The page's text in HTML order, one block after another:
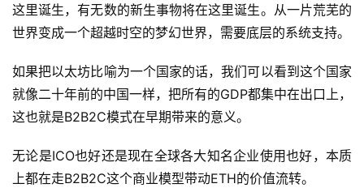
这里诞生，有无数的新生事物将在这里诞生。从一片荒芜的
世界变成一个超越时空的梦幻世界，需要底层的系统支持。
如果把以太坊比喻为一个国家的话，我们可以看到这个国家
就像二十年前的中国一样，把所有的GDP都集中在出口上，
这也就是B2B2C模式在早期带来的意义。
无论是ICO也好还是现在全球各大知名企业使用也好，本质
上都在走B2B2C这个商业模型带动ETH的价值流转。